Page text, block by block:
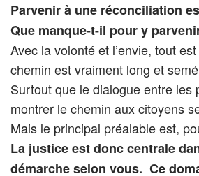
Parvenir à une réconciliation
Que manque-t-il pour y
Avec la volonté et l’envie, tout
chemin est vraiment long et
Surtout que le dialogue entre les
montrer le chemin aux citoyens
Mais le principal préalable est,
La justice est donc centrale
démarche selon vous. Ce